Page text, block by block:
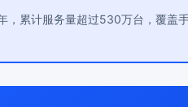
，累计服务量超过530万台，覆盖